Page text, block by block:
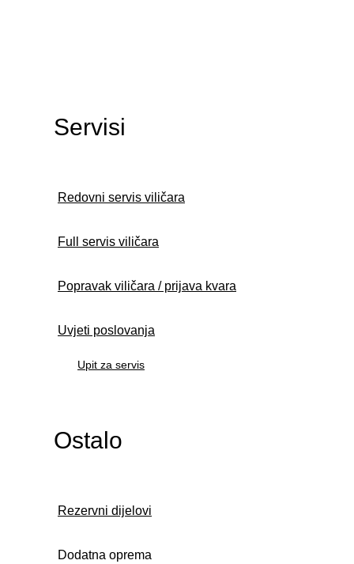
Servisi
Redovni servis viličara
Full servis viličara
Popravak viličara / prijava kvara
Uvjeti poslovanja
Upit za servis
Ostalo
Rezervni dijelovi
Dodatna oprema